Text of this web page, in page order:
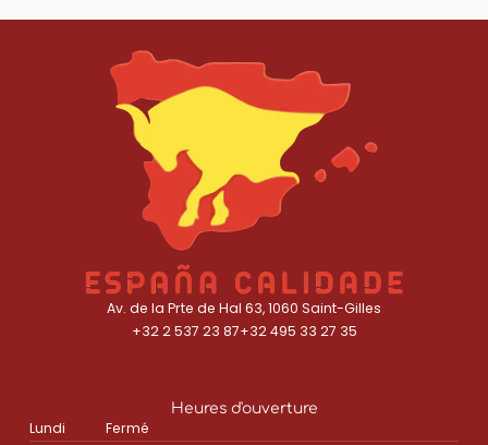
Av. de la Prte de Hal 63, 1060 Saint-Gilles
+32 2 537 23 87+32 495 33 27 35
Heures d'ouverture
Lundi
Fermé